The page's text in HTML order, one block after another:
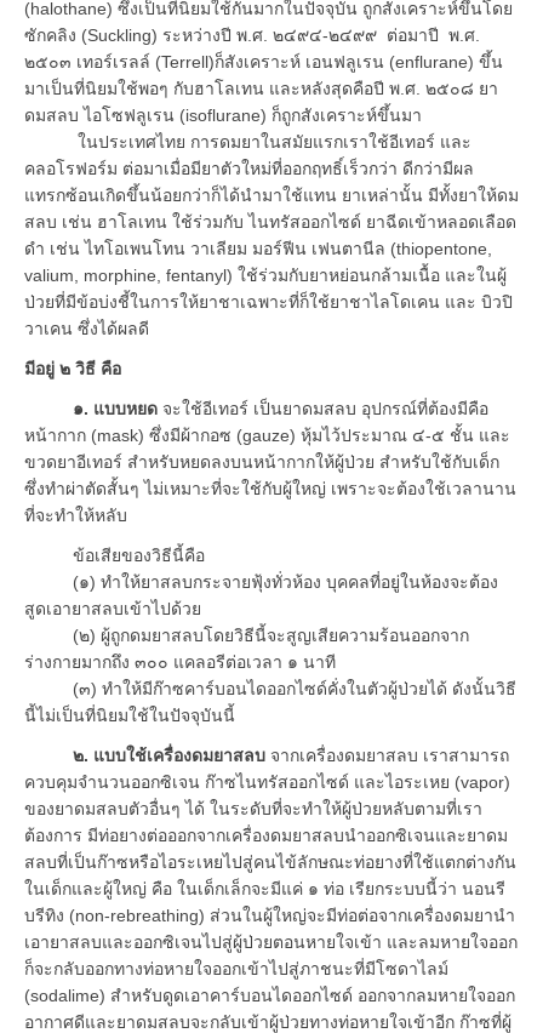
(halothane) ซึ่งเป็นที่นิยมใช้กันมากในปัจจุบัน ถูกสังเคราะห์ขึ้นโดย
ซักคลิง (Suckling) ระหว่างปี พ.ศ. ๒๔๙๔-๒๔๙๙ ต่อมาปี พ.ศ.
๒๕๐๓ เทอร์เรลล์ (Terrell)ก็สังเคราะห์ เอนฟลูเรน (enflurane) ขึ้น
มาเป็นที่นิยมใช้พอๆ กับฮาโลเทน และหลังสุดคือปี พ.ศ. ๒๕๐๘ ยา
ดมสลบ ไอโซฟลูเรน (isoflurane) ก็ถูกสังเคราะห์ขึ้นมา
ในประเทศไทย การดมยาในสมัยแรกเราใช้อีเทอร์ และ
คลอโรฟอร์ม ต่อมาเมื่อมียาตัวใหม่ที่ออกฤทธิ์เร็วกว่า ดีกว่ามีผล
แทรกซ้อนเกิดขึ้นน้อยกว่าก็ได้นำมาใช้แทน ยาเหล่านั้น มีทั้งยาให้ดม
สลบ เช่น ฮาโลเทน ใช้ร่วมกับ ไนทรัสออกไซด์ ยาฉีดเข้าหลอดเลือด
ดำ เช่น ไทโอเพนโทน วาเลียม มอร์ฟีน เฟนตานีล (thiopentone,
valium, morphine, fentanyl) ใช้ร่วมกับยาหย่อนกล้ามเนื้อ และในผู้
ป่วยที่มีข้อบ่งชี้ในการให้ยาชาเฉพาะที่ก็ใช้ยาชาไลโดเคน และ บิวปิ
วาเคน ซึ่งได้ผลดี
มีอยู่ ๒ วิธี คือ
๑. แบบหยด จะใช้อีเทอร์ เป็นยาดมสลบ อุปกรณ์ที่ต้องมีคือ
หน้ากาก (mask) ซึ่งมีผ้ากอซ (gauze) หุ้มไว้ประมาณ ๔-๕ ชั้น และ
ขวดยาอีเทอร์ สำหรับหยดลงบนหน้ากากให้ผู้ป่วย สำหรับใช้กับเด็ก
ซึ่งทำผ่าตัดสั้นๆ ไม่เหมาะที่จะใช้กับผู้ใหญ่ เพราะจะต้องใช้เวลานาน
ที่จะทำให้หลับ
ข้อเสียของวิธีนี้คือ
(๑) ทำให้ยาสลบกระจายฟุ้งทั่วห้อง บุคคลที่อยู่ในห้องจะต้อง
สูดเอายาสลบเข้าไปด้วย
(๒) ผู้ถูกดมยาสลบโดยวิธีนี้จะสูญเสียความร้อนออกจาก
ร่างกายมากถึง ๓๐๐ แคลอรีต่อเวลา ๑ นาที
(๓) ทำให้มีก๊าซคาร์บอนไดออกไซด์คั่งในตัวผู้ป่วยได้ ดังนั้นวิธี
นี้ไม่เป็นที่นิยมใช้ในปัจจุบันนี้
๒. แบบใช้เครื่องดมยาสลบ จากเครื่องดมยาสลบ เราสามารถ
ควบคุมจำนวนออกซิเจน ก๊าซไนทรัสออกไซด์ และไอระเหย (vapor)
ของยาดมสลบตัวอื่นๆ ได้ ในระดับที่จะทำให้ผู้ป่วยหลับตามที่เรา
ต้องการ มีท่อยางต่อออกจากเครื่องดมยาสลบนำออกซิเจนและยาดม
สลบที่เป็นก๊าซหรือไอระเหยไปสู่คนไข้ลักษณะท่อยางที่ใช้แตกต่างกัน
ในเด็กและผู้ใหญ่ คือ ในเด็กเล็กจะมีแค่ ๑ ท่อ เรียกระบบนี้ว่า นอนรี
บรีทิง (non-rebreathing) ส่วนในผู้ใหญ่จะมีท่อต่อจากเครื่องดมยานำ
เอายาสลบและออกซิเจนไปสู่ผู้ป่วยตอนหายใจเข้า และลมหายใจออก
ก็จะกลับออกทางท่อหายใจออกเข้าไปสู่ภาชนะที่มีโซดาไลม์
(sodalime) สำหรับดูดเอาคาร์บอนไดออกไซด์ ออกจากลมหายใจออก
อากาศดีและยาดมสลบจะกลับเข้าผู้ป่วยทางท่อหายใจเข้าอีก ก๊าซที่ผู้